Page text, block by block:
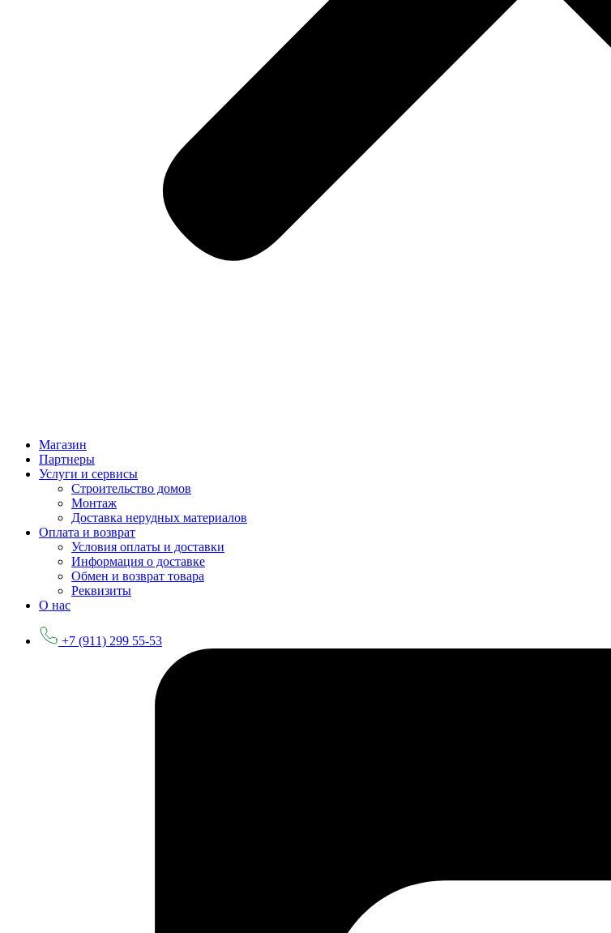
Магазин
Партнеры
Услуги и сервисы
Строительство домов
Монтаж
Доставка нерудных материалов
Оплата и возврат
Условия оплаты и доставки
Информация о доставке
Обмен и возврат товара
Реквизиты
О нас
+7 (911) 299 55-53